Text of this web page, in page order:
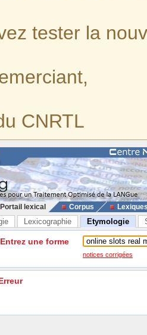
tester la
CNRTL
Portail lexical Corpus
Lexicographie Etymologie
Entrez une forme
notices corrigées